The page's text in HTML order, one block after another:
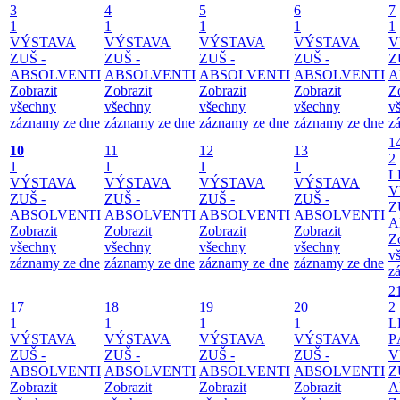
3
1
VÝSTAVA
ZUŠ -
ABSOLVENTI
Zobrazit
všechny
záznamy ze dne
4
1
VÝSTAVA
ZUŠ -
ABSOLVENTI
Zobrazit
všechny
záznamy ze dne
5
1
VÝSTAVA
ZUŠ -
ABSOLVENTI
Zobrazit
všechny
záznamy ze dne
6
1
VÝSTAVA
ZUŠ -
ABSOLVENTI
Zobrazit
všechny
záznamy ze dne
7
1
10
1
VÝSTAVA
ZUŠ -
ABSOLVENTI
Zobrazit
všechny
záznamy ze dne
11
1
VÝSTAVA
ZUŠ -
ABSOLVENTI
Zobrazit
všechny
záznamy ze dne
12
1
VÝSTAVA
ZUŠ -
ABSOLVENTI
Zobrazit
všechny
záznamy ze dne
13
1
VÝSTAVA
ZUŠ -
ABSOLVENTI
Zobrazit
všechny
záznamy ze dne
2
17
1
VÝSTAVA
ZUŠ -
ABSOLVENTI
Zobrazit
18
1
VÝSTAVA
ZUŠ -
ABSOLVENTI
Zobrazit
19
1
VÝSTAVA
ZUŠ -
ABSOLVENTI
Zobrazit
20
1
VÝSTAVA
ZUŠ -
ABSOLVENTI
Zobrazit
2